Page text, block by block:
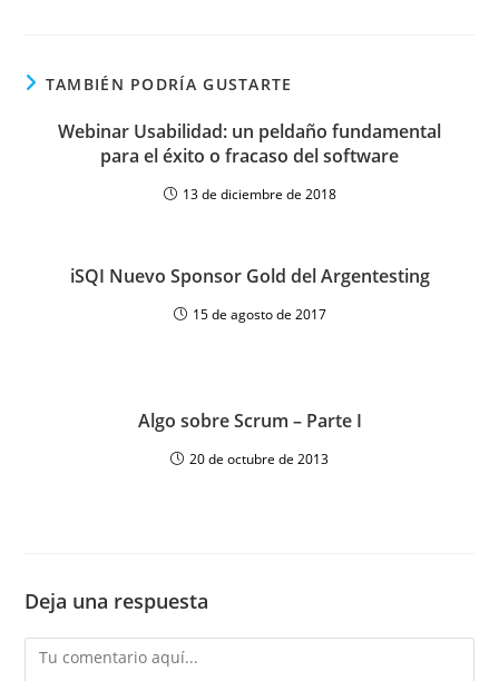
TAMBIÉN PODRÍA GUSTARTE
Webinar Usabilidad: un peldaño fundamental
para el éxito o fracaso del software
13 de diciembre de 2018
iSQI Nuevo Sponsor Gold del Argentesting
15 de agosto de 2017
Algo sobre Scrum – Parte I
20 de octubre de 2013
Deja una respuesta